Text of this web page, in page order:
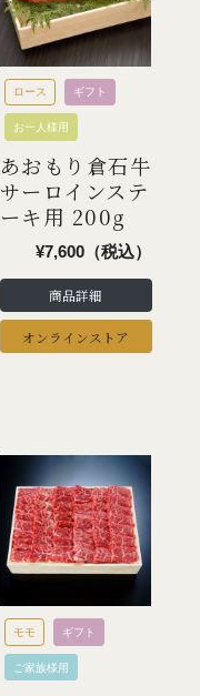
ロース ギフト
お一人様用
あおもり倉石牛
サーロインステ
ーキ用 200g
¥7,600（税込）
商品詳細
オンラインストア
モモ ギフト
ご家族様用